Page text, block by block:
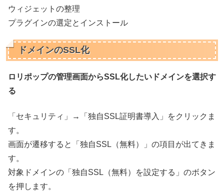
ウィジェットの整理
プラグインの選定とインストール
ドメインのSSL化
ロリポップの管理画面からSSL化したいドメインを選択す
る
「セキュリティ」→「 独自SSL証明書導入 」をクリックま
す。
画面が遷移すると「独自SSL（無料）」の項目が出てきま
す。
対象ドメインの「独自SSL（無料）を設定する」のボタン
を押します。